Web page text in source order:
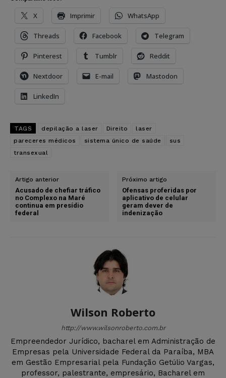
X Imprimir WhatsApp
Threads Facebook Telegram
Pinterest Tumblr Reddit
Nextdoor E-mail Mastodon
LinkedIn
TAGS depilação a laser Direito
laser
pareceres médicos
sistema único de saúde
sus
transexual
Artigo anterior
Acusado de chefiar tráfico
no Complexo na Maré
continua em presídio
federal
Próximo artigo
Ofensas proferidas por
aplicativo de celular
geram dever de
indenização
Wilson Roberto
http://www.wilsonroberto.com.br
Empreendedor Jurídico, bacharel em Administração de
Empresas pela Universidade Federal da Paraíba, MBA
em Gestão Empresarial pela Fundação Getúlio Vargas,
professor, palestrante, empresário, Bacharel em